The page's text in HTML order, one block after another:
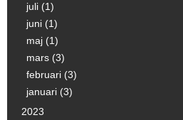
juli (1)
juni (1)
maj (1)
mars (3)
februari (3)
januari (3)
2023